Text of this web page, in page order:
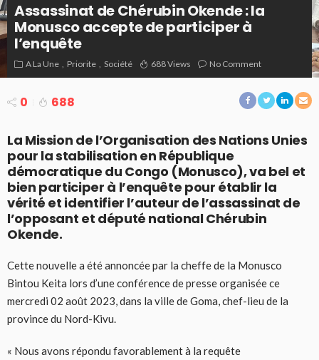
Assassinat de Chérubin Okende : la
Monusco accepte de participer à
l’enquête
A La Une Priorite Société 688 Views No Comment
0 688
La Mission de l’Organisation des Nations Unies
pour la stabilisation en République
démocratique du Congo (Monusco), va bel et
bien participer à l’enquête pour établir la
vérité et identifier l’auteur de l’assassinat de
l’opposant et député national Chérubin
Okende.
Cette nouvelle a été annoncée par la cheffe de la Monusco
Bintou Keita lors d’une conférence de presse organisée ce
mercredi 02 août 2023, dans la ville de Goma, chef-lieu de la
province du Nord-Kivu.
« Nous avons répondu favorablement à la requête